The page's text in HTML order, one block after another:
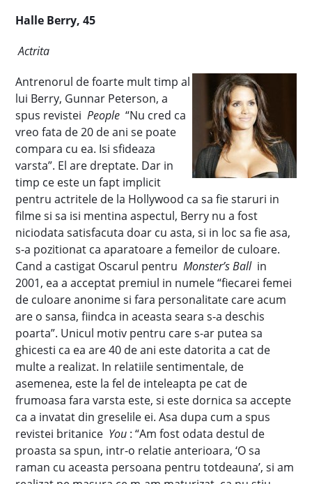
Halle Berry, 45
Actrita
Antrenorul de foarte mult timp al
lui Berry, Gunnar Peterson, a
spus revistei People “Nu cred ca
vreo fata de 20 de ani se poate
compara cu ea. Isi sfideaza
varsta”. El are dreptate. Dar in
timp ce este un fapt implicit
pentru actritele de la Hollywood ca sa fie staruri in
filme si sa isi mentina aspectul, Berry nu a fost
niciodata satisfacuta doar cu asta, si in loc sa fie asa,
s-a pozitionat ca aparatoare a femeilor de culoare.
Cand a castigat Oscarul pentru Monster’s Ball in
2001, ea a acceptat premiul in numele “fiecarei femei
de culoare anonime si fara personalitate care acum
are o sansa, fiindca in aceasta seara s-a deschis
poarta”. Unicul motiv pentru care s-ar putea sa
ghicesti ca ea are 40 de ani este datorita a cat de
multe a realizat. In relatiile sentimentale, de
asemenea, este la fel de inteleapta pe cat de
frumoasa fara varsta este, si este dornica sa accepte
ca a invatat din greselile ei. Asa dupa cum a spus
revistei britanice You : “Am fost odata destul de
proasta sa spun, intr-o relatie anterioara, ‘O sa
raman cu aceasta persoana pentru totdeauna’, si am